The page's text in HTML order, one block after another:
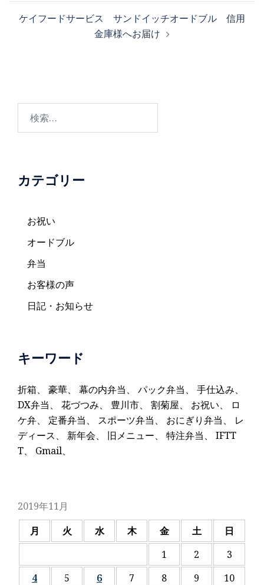
ゲ
ケイフードサービス サンドイッチオードブル 信用
金庫様へお届け
カテゴリー
お祝い
オードブル
弁当
お客様の声
日記・お知らせ
キーワード
折箱、 豪華、 幕の内弁当、 パック弁当、 手仕込み、
DX弁当、 花づつみ、 豊川市、 割菊屋、 お祝い、
ロ
ケ弁、 定番弁当、 スポーツ弁当、 おにぎり弁当、 レ
ディース、 新年会、 旧メニュー、 特注弁当、 IFTT
T、 Gmail、
2019年11月
月
火 水 木 金 土
日
1
2
3
4
5 6 7 8 9
10